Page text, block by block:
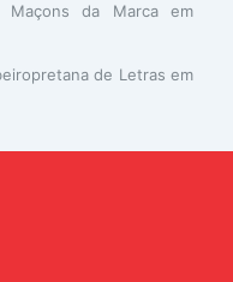
Maçons da Marca em
de Letras em